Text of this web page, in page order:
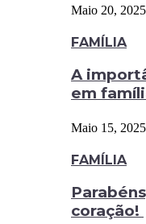
Maio 20, 2025
FAMÍLIA
A
em
Maio 15, 2025
FAMÍLIA
coração!